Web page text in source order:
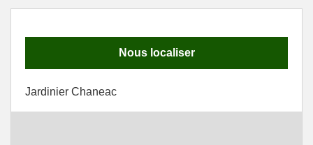
Nous localiser
Jardinier Chaneac